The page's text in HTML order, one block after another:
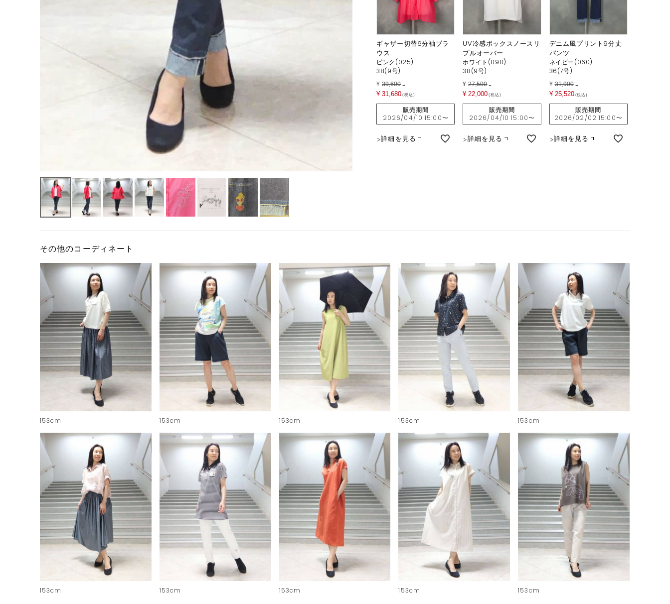
ギャザー切替6分袖ブラ
ウス
38(9号)
ピンク(025)
¥ 39,600 →
¥ 31,680 税込
販売期間
2026/04/10 15:00〜
詳細を見る
UV冷感ボックスノースリ
プルオーバー
38(9号)
ホワイト(090)
¥ 27,500 →
¥ 22,000 税込
販売期間
2026/04/10 15:00〜
詳細を見る
デニム風プリント9分丈
パンツ
36(7号)
ネイビー(060)
¥ 31,900 →
¥ 25,520 税込
販売期間
2026/02/02 15:00〜
詳細を見る
その他のコーディネート
153cm 153cm 153cm 153cm 153cm
153cm 153cm 153cm 153cm 153cm